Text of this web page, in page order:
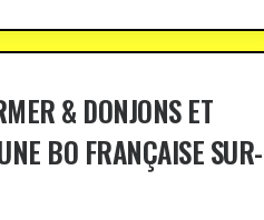
& DONJONS ET
BO FRANÇAISE SUR-